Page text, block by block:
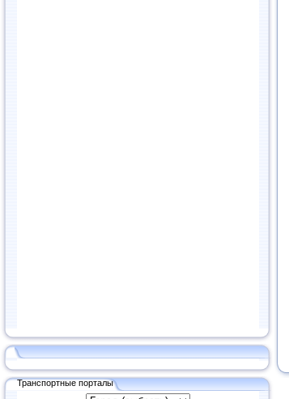
Транспортные порталы